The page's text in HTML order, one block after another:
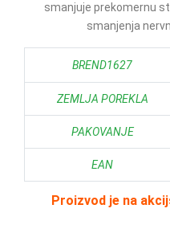
smanjuje prekomernu
smanjenja
BREND1627
ZEMLJA POREKLA
PAKOVANJE
EAN
Proizvod je na